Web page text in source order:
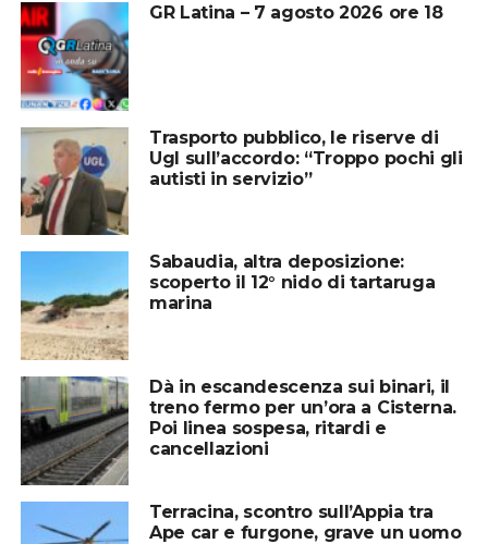
GR Latina – 7 agosto 2026 ore 18
Trasporto pubblico, le riserve di
Ugl sull’accordo: “Troppo pochi gli
autisti in servizio”
Sabaudia, altra deposizione:
scoperto il 12° nido di tartaruga
marina
Dà in escandescenza sui binari, il
treno fermo per un’ora a Cisterna.
Poi linea sospesa, ritardi e
cancellazioni
Terracina, scontro sull’Appia tra
Ape car e furgone, grave un uomo